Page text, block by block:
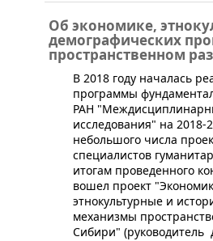
Об экономике,
демографических
пространственном
​В 2018 году началась
программы
РАН
исследования" на 2018-
небольшого числа
специалистов
итогам проведенного
вошел проект
этнокультурные и
механизмы
Сибири" (руководитель